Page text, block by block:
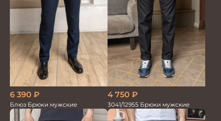
6 390 ₽
Блюз Брюки мужские
4 750 ₽
3041/12955 Брюки мужские